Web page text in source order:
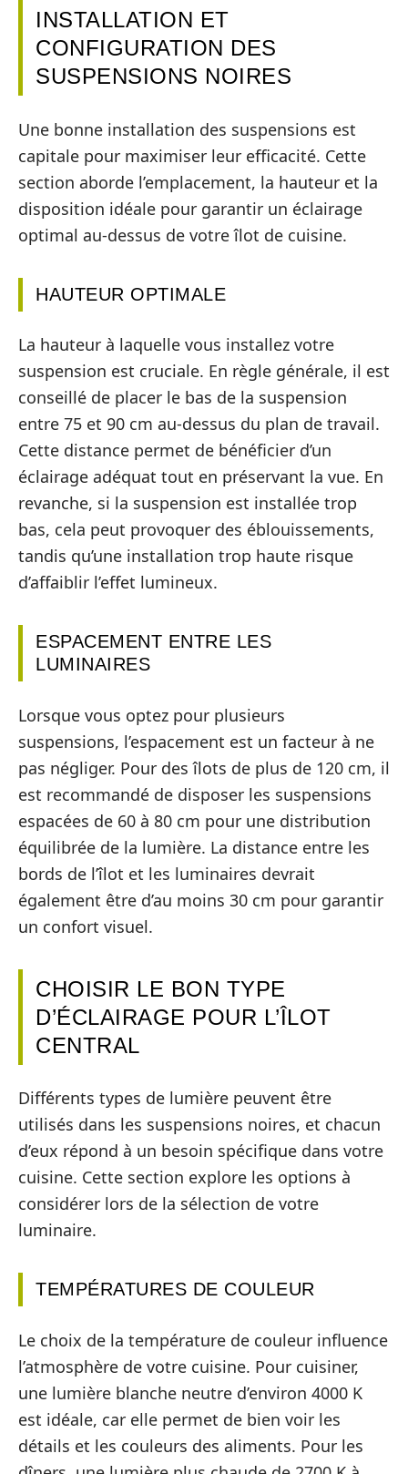
INSTALLATION ET
CONFIGURATION DES
SUSPENSIONS NOIRES
Une bonne installation des suspensions est
capitale pour maximiser leur efficacité. Cette
section aborde l’emplacement, la hauteur et la
disposition idéale pour garantir un éclairage
optimal au-dessus de votre îlot de cuisine.
HAUTEUR OPTIMALE
La hauteur à laquelle vous installez votre
suspension est cruciale. En règle générale, il est
conseillé de placer le bas de la suspension
entre 75 et 90 cm au-dessus du plan de travail.
Cette distance permet de bénéficier d’un
éclairage adéquat tout en préservant la vue. En
revanche, si la suspension est installée trop
bas, cela peut provoquer des éblouissements,
tandis qu’une installation trop haute risque
d’affaiblir l’effet lumineux.
ESPACEMENT ENTRE LES
LUMINAIRES
Lorsque vous optez pour plusieurs
suspensions, l’espacement est un facteur à ne
pas négliger. Pour des îlots de plus de 120 cm, il
est recommandé de disposer les suspensions
espacées de 60 à 80 cm pour une distribution
équilibrée de la lumière. La distance entre les
bords de l’îlot et les luminaires devrait
également être d’au moins 30 cm pour garantir
un confort visuel.
CHOISIR LE BON TYPE
D’ÉCLAIRAGE POUR L’ÎLOT
CENTRAL
Différents types de lumière peuvent être
utilisés dans les suspensions noires, et chacun
d’eux répond à un besoin spécifique dans votre
cuisine. Cette section explore les options à
considérer lors de la sélection de votre
luminaire.
TEMPÉRATURES DE COULEUR
Le choix de la température de couleur influence
l’atmosphère de votre cuisine. Pour cuisiner,
une lumière blanche neutre d’environ 4000 K
est idéale, car elle permet de bien voir les
détails et les couleurs des aliments. Pour les